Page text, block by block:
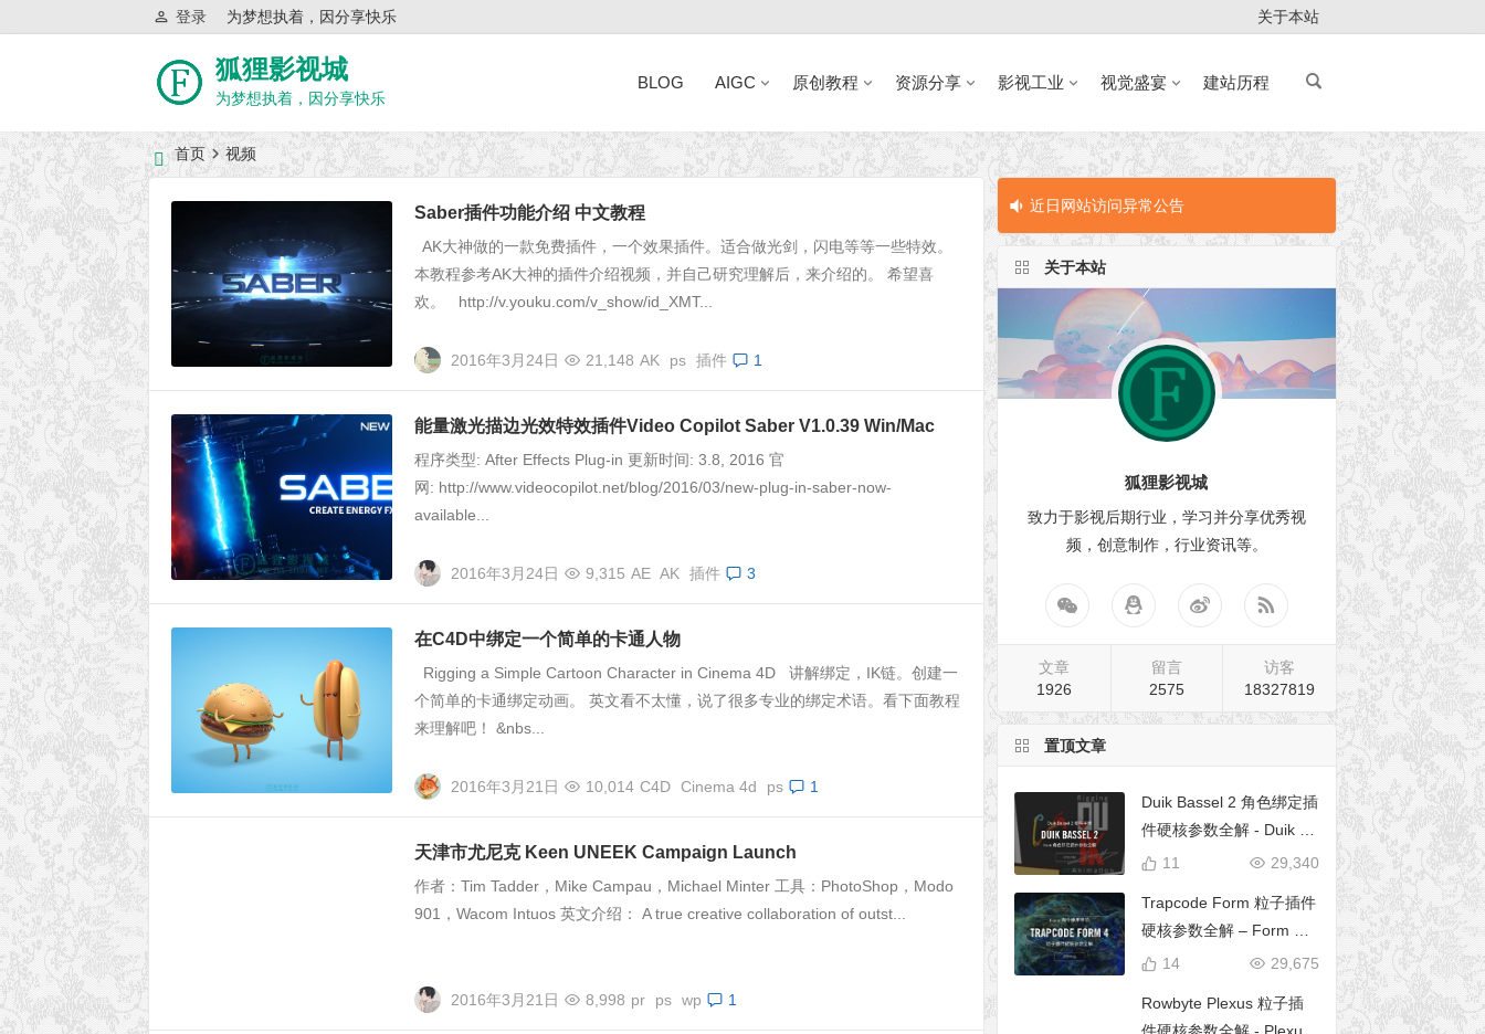
为梦想执着，因分享快乐
登录 关于本站
狐狸影视城
为梦想执着，因分享快乐
BLOG AIGC 原创教程 资源分享 影视工业 视觉盛宴 建站历程
首页 视频
Saber插件功能介绍 中文教程
AK大神做的一款免费插件，一个效果插件。适合做光剑，闪电等等一些特效。
本教程参考AK大神的插件介绍视频，并自己研究理解后，来介绍的。 希望喜
欢。 http://v.youku.com/v_show/id_XMT...
2016年3月24日 21,148 AK ps 插件 1
能量激光描边光效特效插件Video Copilot Saber V1.0.39 Win/Mac
程序类型: After Effects Plug-in 更新时间: 3.8, 2016 官
网: http://www.videocopilot.net/blog/2016/03/new-plug-in-saber-now-
available...
2016年3月24日 9,315 AE AK 插件 3
在C4D中绑定一个简单的卡通人物
Rigging a Simple Cartoon Character in Cinema 4D 讲解绑定，IK链。创建一
个简单的卡通绑定动画。 英文看不太懂，说了很多专业的绑定术语。看下面教程
来理解吧！ &nbs...
2016年3月21日 10,014 C4D Cinema 4d ps 1
天津市尤尼克 Keen UNEEK Campaign Launch
作者：Tim Tadder，Mike Campau，Michael Minter 工具：PhotoShop，Modo
901，Wacom Intuos 英文介绍： A true creative collaboration of outst...
2016年3月21日 8,998 pr ps wp 1
近日网站访问异常公告 近日网站访问异常公告 近日网站访问
关于本站
狐狸影视城
致力于影视后期行业，学习并分享优秀视
频，创意制作，行业资讯等。
文章
1926
留言
2575
访客
18327819
置顶文章
Duik Bassel 2 角色绑定插
件硬核参数全解 - Duik 16
完全使用手册
29,340
11
Trapcode Form 粒子插件
硬核参数全解 – Form 完
全使用手册
29,675
14
Rowbyte Plexus 粒子插